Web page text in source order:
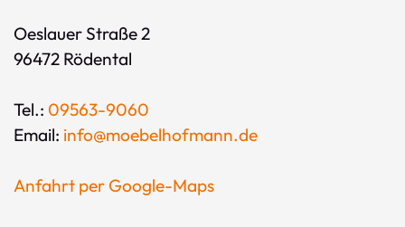
Oeslauer Straße 2
96472 Rödental
Tel.: 09563-9060
Email: info@moebelhofmann.de
Anfahrt per Google-Maps